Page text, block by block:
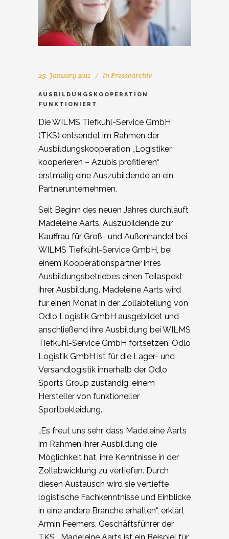
25. January 2011 InPressearchiv
AUSBILDUNGSKOOPERATION
FUNKTIONIERT
Die WILMS Tiefkühl-Service GmbH
(TKS) entsendet im Rahmen der
Ausbildungskooperation „Logistiker
kooperieren – Azubis profitieren“
erstmalig eine Auszubildende an ein
Partnerunternehmen.
Seit Beginn des neuen Jahres durchläuft
Madeleine Aarts, Auszubildende zur
Kauffrau für Groß- und Außenhandel bei
WILMS Tiefkühl-Service GmbH, bei
einem Kooperationspartner ihres
Ausbildungsbetriebes einen Teilaspekt
ihrer Ausbildung. Madeleine Aarts wird
für einen Monat in der Zollabteilung von
Odlo Logistik GmbH ausgebildet und
anschließend ihre Ausbildung bei WILMS
Tiefkühl-Service GmbH fortsetzen. Odlo
Logistik GmbH ist für die Lager- und
Versandlogistik innerhalb der Odlo
Sports Group zuständig, einem
Hersteller von funktioneller
Sportbekleidung.
„Es freut uns sehr, dass Madeleine Aarts
im Rahmen ihrer Ausbildung die
Möglichkeit hat, ihre Kenntnisse in der
Zollabwicklung zu vertiefen. Durch
diesen Austausch wird sie vertiefte
logistische Fachkenntnisse und Einblicke
in eine andere Branche erhalten“, erklärt
Armin Feemers, Geschäftsführer der